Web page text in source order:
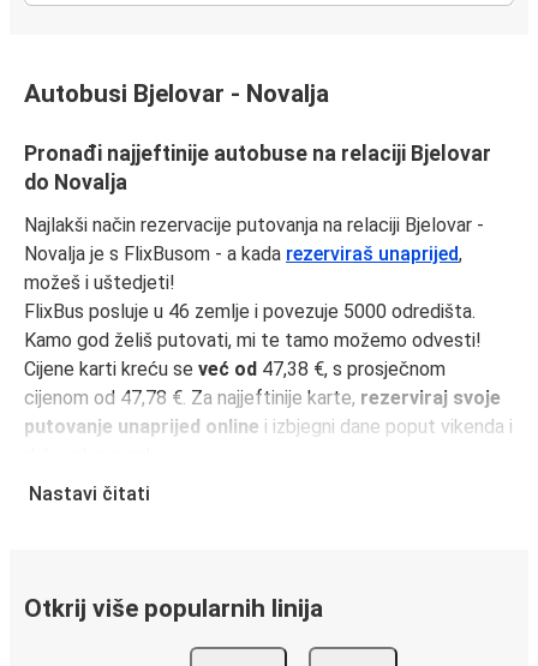
Autobusi Bjelovar - Novalja
Pronađi najjeftinije autobuse na relaciji Bjelovar
do Novalja
Najlakši način rezervacije putovanja na relaciji Bjelovar -
Novalja je s FlixBusom - a kada rezerviraš unaprijed,
možeš i uštedjeti!
FlixBus posluje u 46 zemlje i povezuje 5000 odredišta.
Kamo god želiš putovati, mi te tamo možemo odvesti!
Cijene karti kreću se već od 47,38 €, s prosječnom
cijenom od 47,78 €. Za najjeftinije karte, rezerviraj svoje
putovanje unaprijed online i izbjegni dane poput vikenda i
Udaljenost između Bjelovar i Novalja je
aplikaciju. Svi tvoji podaci bit će spremljeni za sljedeće
putovanje.
Nastavi čitati
Otkrij više popularnih linija